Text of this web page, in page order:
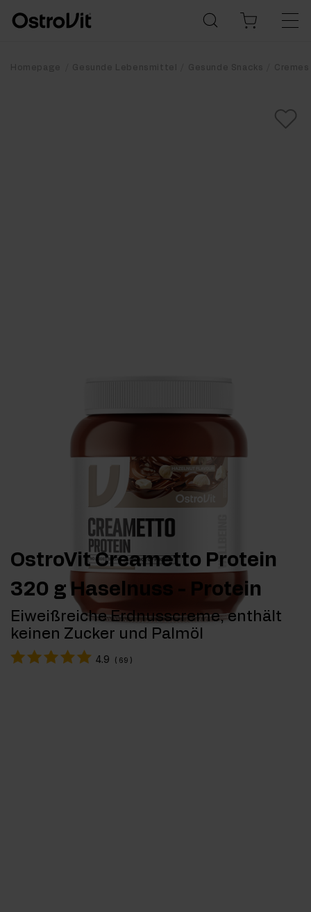
Homepage Gesunde Lebensmittel Gesunde Snacks Cremes
OstroVit Creametto Protein
320 g Haselnuss - Protein
Eiweißreiche Erdnusscreme, enthält
keinen Zucker und Palmöl
4.9 ( 69 )